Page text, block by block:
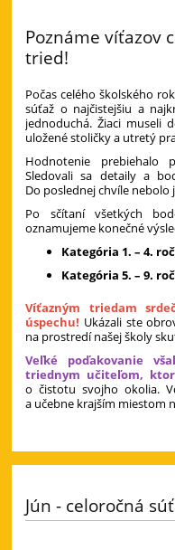
Poznáme víťazov
tried!
Počas celého školského
súťaž o najčistejšiu a
jednoduchá. Žiaci museli
uložené stoličky a utretý
Hodnotenie prebiehalo
Sledovali sa detaily a
Do poslednej chvíle nebolo
Po sčítaní všetkých
oznamujeme konečné
Kategória 1. – 4.
Kategória 5. – 9.
Víťazným triedam
úspechu! Ukázali ste
na prostredí našej školy
Veľké poďakovanie
triednym učiteľom,
o čistotu svojho okolia.
a učebne krajším miestom
Jún - celoročná